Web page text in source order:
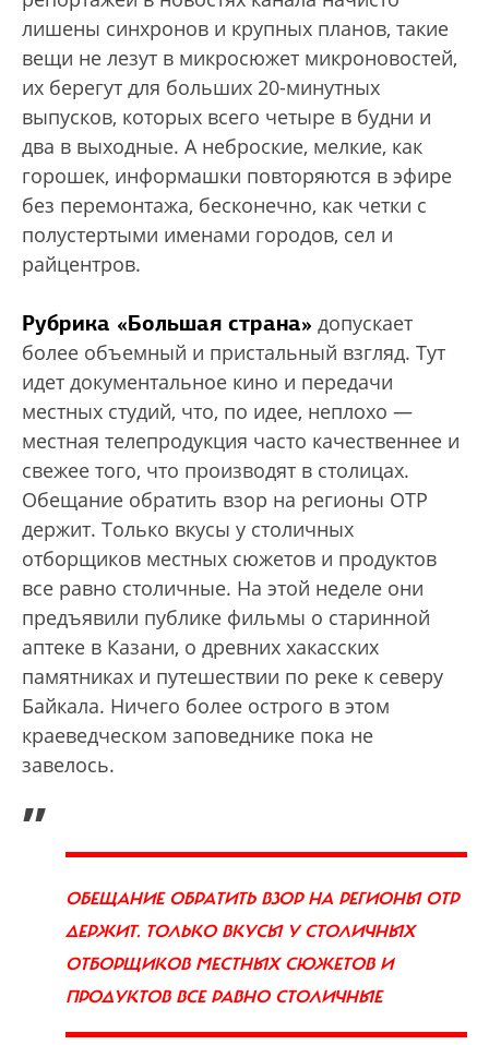
лишены синхронов и крупных планов, такие
вещи не лезут в микросюжет микроновостей,
их берегут для больших 20-минутных
выпусков, которых всего четыре в будни и
два в выходные. А неброские, мелкие, как
горошек, информашки повторяются в эфире
без перемонтажа, бесконечно, как четки с
полустертыми именами городов, сел и
райцентров.
Рубрика «Большая страна» допускает
более объемный и пристальный взгляд. Тут
идет документальное кино и передачи
местных студий, что, по идее, неплохо —
местная телепродукция часто качественнее и
свежее того, что производят в столицах.
Обещание обратить взор на регионы ОТР
держит. Только вкусы у столичных
отборщиков местных сюжетов и продуктов
все равно столичные. На этой неделе они
предъявили публике фильмы о старинной
аптеке в Казани, о древних хакасских
памятниках и путешествии по реке к северу
Байкала. Ничего более острого в этом
краеведческом заповеднике пока не
завелось.
„
ОБЕЩАНИЕ ОБРАТИТЬ ВЗОР НА РЕГИОНЫ ОТР
ДЕРЖИТ. ТОЛЬКО ВКУСЫ У СТОЛИЧНЫХ
ОТБОРЩИКОВ МЕСТНЫХ СЮЖЕТОВ И
ПРОДУКТОВ ВСЕ РАВНО СТОЛИЧНЫЕ